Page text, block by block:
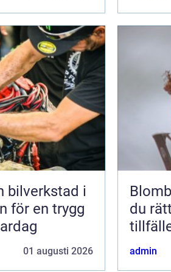
bilverkstad i
för en trygg
01 augusti 2026
du
admin